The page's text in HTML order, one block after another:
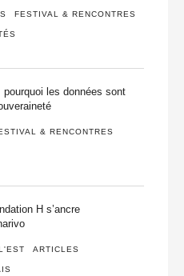
FESTIVAL & RENCONTRES
les données sont
& RENCONTRES
H s’ancre
ARTICLES